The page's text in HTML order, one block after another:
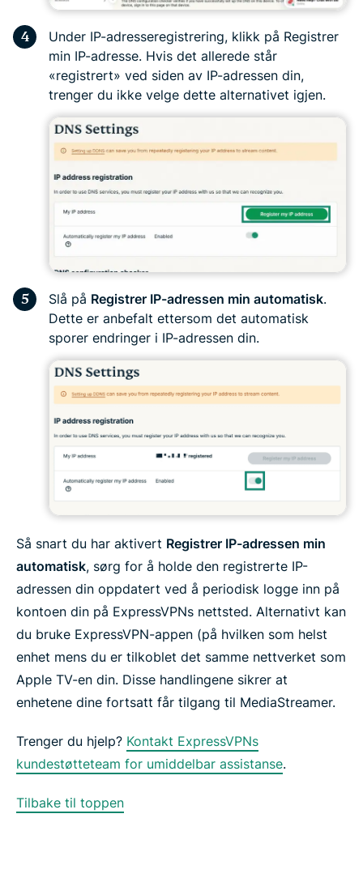
Under IP-adresseregistrering, klikk på Registrer
min IP-adresse. Hvis det allerede står
«registrert» ved siden av IP-adressen din,
trenger du ikke velge dette alternativet igjen.
Slå på Registrer IP-adressen min automatisk.
Dette er anbefalt ettersom det automatisk
sporer endringer i IP-adressen din.
Så snart du har aktivert Registrer IP-adressen min
automatisk, sørg for å holde den registrerte IP-
adressen din oppdatert ved å periodisk logge inn på
kontoen din på ExpressVPNs nettsted. Alternativt kan
du bruke ExpressVPN-appen (på hvilken som helst
enhet mens du er tilkoblet det samme nettverket som
Apple TV-en din. Disse handlingene sikrer at
enhetene dine fortsatt får tilgang til MediaStreamer.
Trenger du hjelp? Kontakt ExpressVPNs
kundestøtteteam for umiddelbar assistanse.
Tilbake til toppen